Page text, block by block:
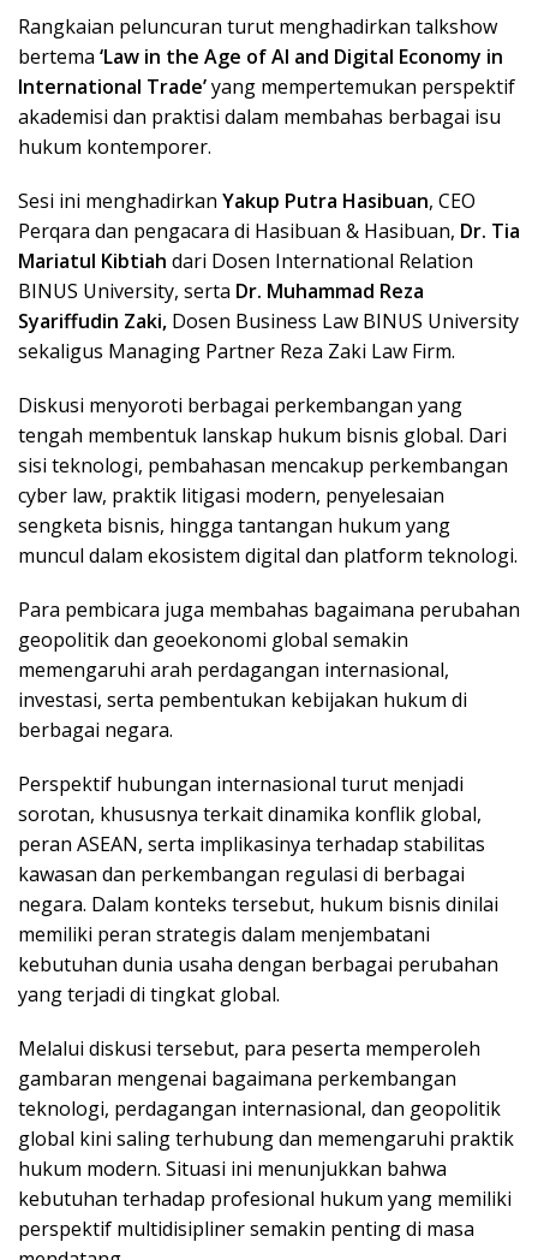
Rangkaian peluncuran turut menghadirkan talkshow
bertema ‘Law in the Age of AI and Digital Economy in
International Trade’yang mempertemukan perspektif
akademisi dan praktisi dalam membahas berbagai isu
hukum kontemporer.
Sesi ini menghadirkan Yakup Putra Hasibuan, CEO
Perqara dan pengacara di Hasibuan & Hasibuan, Dr. Tia
Mariatul Kibtiah dari Dosen International Relation
BINUS University, serta Dr. Muhammad Reza
Syariffudin Zaki, Dosen Business Law BINUS University
sekaligus Managing Partner Reza Zaki Law Firm.
Diskusi menyoroti berbagai perkembangan yang
tengah membentuk lanskap hukum bisnis global. Dari
sisi teknologi, pembahasan mencakup perkembangan
cyber law, praktik litigasi modern, penyelesaian
sengketa bisnis, hingga tantangan hukum yang
muncul dalam ekosistem digital dan platform teknologi.
Para pembicara juga membahas bagaimana perubahan
geopolitik dan geoekonomi global semakin
memengaruhi arah perdagangan internasional,
investasi, serta pembentukan kebijakan hukum di
berbagai negara.
Perspektif hubungan internasional turut menjadi
sorotan, khususnya terkait dinamika konflik global,
peran ASEAN, serta implikasinya terhadap stabilitas
kawasan dan perkembangan regulasi di berbagai
negara. Dalam konteks tersebut, hukum bisnis dinilai
memiliki peran strategis dalam menjembatani
kebutuhan dunia usaha dengan berbagai perubahan
yang terjadi di tingkat global.
Melalui diskusi tersebut, para peserta memperoleh
gambaran mengenai bagaimana perkembangan
teknologi, perdagangan internasional, dan geopolitik
global kini saling terhubung dan memengaruhi praktik
hukum modern. Situasi ini menunjukkan bahwa
kebutuhan terhadap profesional hukum yang memiliki
perspektif multidisipliner semakin penting di masa